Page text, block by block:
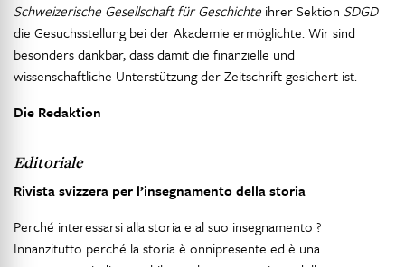
Schweizerische Gesellschaft für Geschichte ihrer Sektion SDGD
die Gesuchsstellung bei der Akademie ermöglichte. Wir sind
besonders dankbar, dass damit die finanzielle und
wissenschaftliche Unterstützung der Zeitschrift gesichert ist.
Die Redaktion
Editoriale
Rivista svizzera per l’insegnamento della storia
Perché interessarsi alla storia e al suo insegnamento ?
Innanzitutto perché la storia è onnipresente ed è una